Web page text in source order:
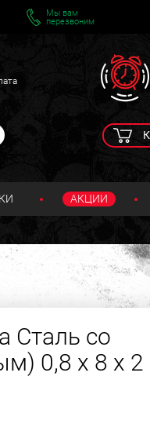
Мы вам
перезвоним
АКЦИИ
Сталь со
0,8 х 8 х 2